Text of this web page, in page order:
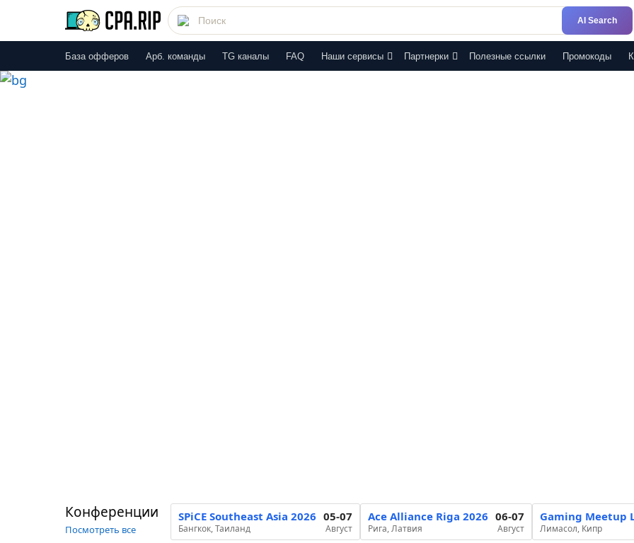
AI Search
База офферов Арб. команды TG каналы FAQ Наши сервисы Партнерки Полезные ссылки Промокоды
Конференции
Посмотреть все
SPiCE Southeast Asia 2026
Бангкок, Таиланд
05-07
Август
Ace Alliance Riga 2026
Рига, Латвия
06-07
Август
Gaming Meetup
Лимасол, Кипр